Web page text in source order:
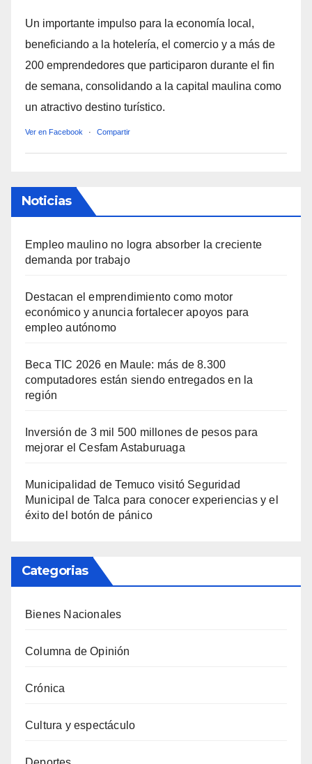
Un importante impulso para la economía local,
beneficiando a la hotelería, el comercio y a más de
200 emprendedores que participaron durante el fin
de semana, consolidando a la capital maulina como
un atractivo destino turístico.
Ver en Facebook · Compartir
Noticias
Empleo maulino no logra absorber la creciente
demanda por trabajo
Destacan el emprendimiento como motor
económico y anuncia fortalecer apoyos para
empleo autónomo
Beca TIC 2026 en Maule: más de 8.300
computadores están siendo entregados en la
región
Inversión de 3 mil 500 millones de pesos para
mejorar el Cesfam Astaburuaga
Municipalidad de Temuco visitó Seguridad
Municipal de Talca para conocer experiencias y el
éxito del botón de pánico
Categorias
Bienes Nacionales
Columna de Opinión
Crónica
Cultura y espectáculo